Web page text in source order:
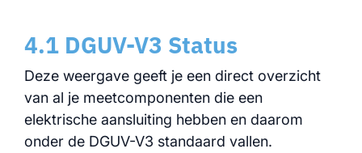
4.1 DGUV-V3 Status
Deze weergave geeft je een direct overzicht
van al je meetcomponenten die een
elektrische aansluiting hebben en daarom
onder de DGUV-V3 standaard vallen.